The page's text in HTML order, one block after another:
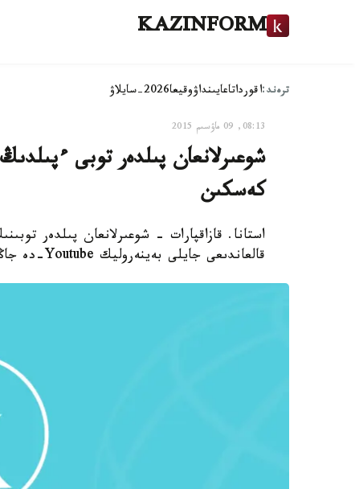
KAZINFORM
ترەند:اقورداتاعايىنداۋوقيعا2026-سايلاۋ
08:13, 09 ماۋسىم 2015
شوعىرلانعان پىلدەر توبى
كەسكىن
استانا. قازاقپارات - شوعىرلانعان پىلدەر
قالعاندىعى جايلى بەينەروليك Youtube-دە جاڭا حيتكە اينالدى.